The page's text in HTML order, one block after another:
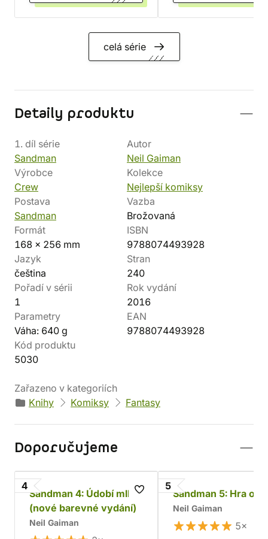
celá série
Detaily produktu
1. díl série
Sandman
Autor
Neil Gaiman
Výrobce
Crew
Kolekce
Nejlepší komiksy
Postava
Sandman
Vazba
Brožovaná
Formát
168 x 256 mm
ISBN
9788074493928
Jazyk
čeština
Stran
240
Pořadí v sérii
1
Rok vydání
2016
Parametry
Váha: 640 g
EAN
9788074493928
Kód produktu
5030
Zařazeno v kategoriích
Knihy
Komiksy Fantasy
Doporučujeme
4
Sandman 4: Údobí mlh
(nové barevné vydání)
Neil Gaiman
5
Sandman 5: Hra o
Neil Gaiman
5×